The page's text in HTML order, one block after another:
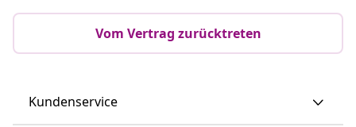
Vom Vertrag zurücktreten
Kundenservice